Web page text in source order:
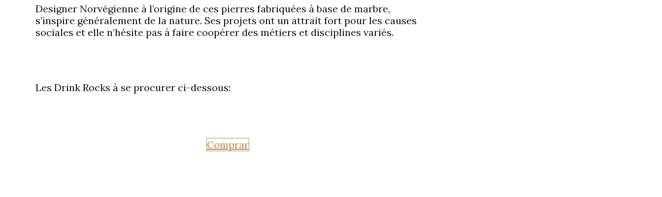
Designer Norvégienne à l’origine de ces pierres fabriquées à base de marbre,
s’inspire généralement de la nature. Ses projets ont un attrait fort pour les causes
sociales et elle n’hésite pas à faire coopérer des métiers et disciplines variés.
Les Drink Rocks à se procurer ci-dessous:
Comprar